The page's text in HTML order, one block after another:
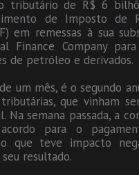
tributário de R$ 6
de Imposto de
em remessas à sua
Finance Company
de petróleo e derivados.
um mês, é o segundo
que vinham
Na semana passada, a
para o
o que teve impacto
resultado.